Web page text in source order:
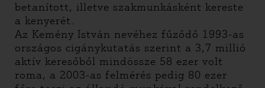
betanított, illetve szakmunkásként kereste
a kenyerét.
Az Kemény István nevéhez fűződő 1993-as
országos cigánykutatás szerint a 3,7 millió
aktív keresőből mindössze 58 ezer volt
roma, a 2003-as felmérés pedig 80 ezer